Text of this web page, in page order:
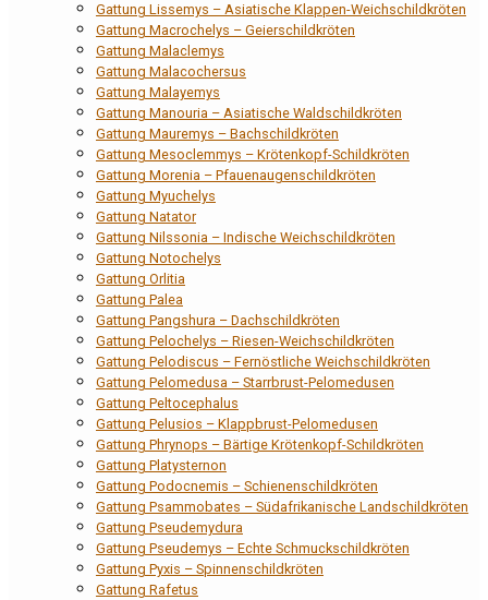
Gattung Lissemys – Asiatische Klappen-Weichschildkröten
Gattung Macrochelys – Geierschildkröten
Gattung Malaclemys
Gattung Malacochersus
Gattung Malayemys
Gattung Manouria – Asiatische Waldschildkröten
Gattung Mauremys – Bachschildkröten
Gattung Mesoclemmys – Krötenkopf-Schildkröten
Gattung Morenia – Pfauenaugenschildkröten
Gattung Myuchelys
Gattung Natator
Gattung Nilssonia – Indische Weichschildkröten
Gattung Notochelys
Gattung Orlitia
Gattung Palea
Gattung Pangshura – Dachschildkröten
Gattung Pelochelys – Riesen-Weichschildkröten
Gattung Pelodiscus – Fernöstliche Weichschildkröten
Gattung Pelomedusa – Starrbrust-Pelomedusen
Gattung Peltocephalus
Gattung Pelusios – Klappbrust-Pelomedusen
Gattung Phrynops – Bärtige Krötenkopf-Schildkröten
Gattung Platysternon
Gattung Podocnemis – Schienenschildkröten
Gattung Psammobates – Südafrikanische Landschildkröten
Gattung Pseudemydura
Gattung Pseudemys – Echte Schmuckschildkröten
Gattung Pyxis – Spinnenschildkröten
Gattung Rafetus